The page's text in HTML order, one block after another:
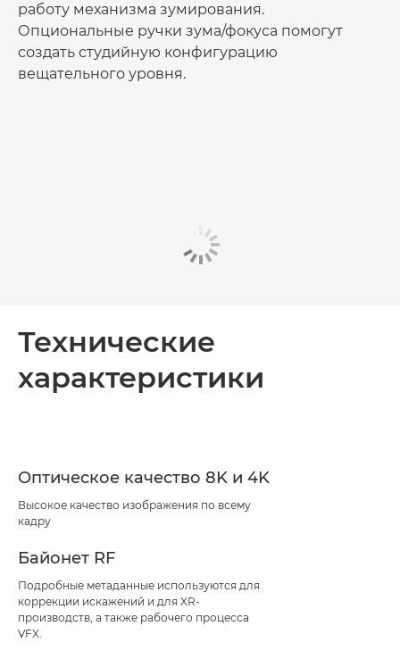
работу механизма зумирования.
Опциональные ручки зума/фокуса помогут
создать студийную конфигурацию
вещательного уровня.
Технические
характеристики
Оптическое качество 8K и 4K
Высокое качество изображения по всему
кадру
Байонет RF
Подробные метаданные используются для
коррекции искажений и для XR-
производств, а также рабочего процесса
VFX.